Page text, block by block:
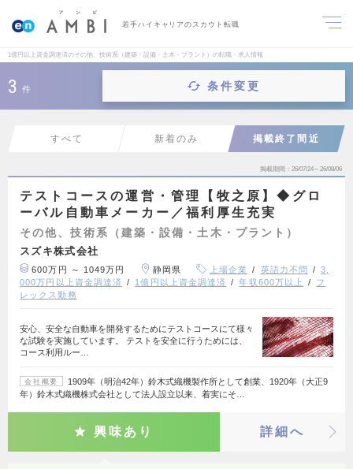
若手ハイキャリアのスカウト転職
1億円以上資金調達済のその他、技術系（建築・設備・土木・プラント）の転職・求人情報
3 件 条件変更
すべて 新着のみ 掲載終了間近
掲載期間 26/07/24～26/08/06
テストコースの運営・管理【牧之原】◆グロ
ーバル自動車メーカー／福利厚生充実
その他、技術系（建築・設備・土木・プラント）
スズキ株式会社
600万円 ～ 1049万円 静岡県 上場企業 英語力不問
3,
000万円以上資金調達済
1億円以上資金調達済 年収600万以上
フ
レックス勤務
安心、安全な自動車を開発するためにテストコースにて様々
な試験を実施しています。 テストを安全に行うためには、
コース利用ルー…
会社概要
1909年（明治42年）鈴木式織機製作所として創業、1920年（大正9
年）鈴木式織機株式会社として法人設立以来、着実にそ…
興味あり 詳細へ